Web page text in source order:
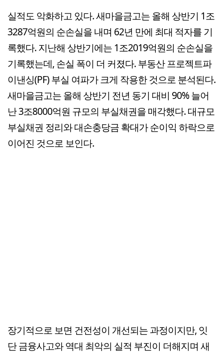
실적도 악화하고 있다. 새마을금고는 올해 상반기 1조
3287억원의 순손실을 내며 62년 만에 최대 적자를 기
록했다. 지난해 상반기에는 1조2019억원의 순손실을
기록했는데, 손실 폭이 더 커졌다. 부동산 프로젝트파
이낸싱(PF) 부실 여파가 크게 작용한 것으로 분석된다.
새마을금고는 올해 상반기 전년 동기 대비 90% 늘어
난 3조8000억원 규모의 부실채권을 매각했다. 대규모
부실채권 정리와 대손충당금 확대가 순이익 하락으로
이어진 것으로 보인다.
장기적으로 보면 건전성이 개선되는 과정이지만, 잇
단 금융사고와 역대 최악의 실적 부진이 더해지며 새